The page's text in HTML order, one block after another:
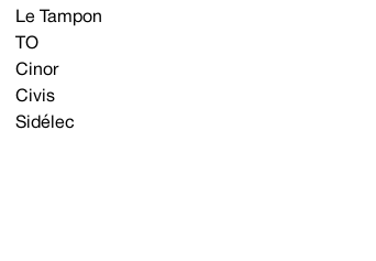
Le Tampon
TO
Cinor
Civis
Sidélec